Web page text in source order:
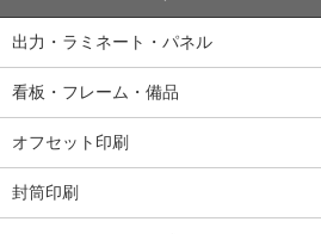
出力・ラミネート・パネル
看板・フレーム・備品
オフセット印刷
封筒印刷